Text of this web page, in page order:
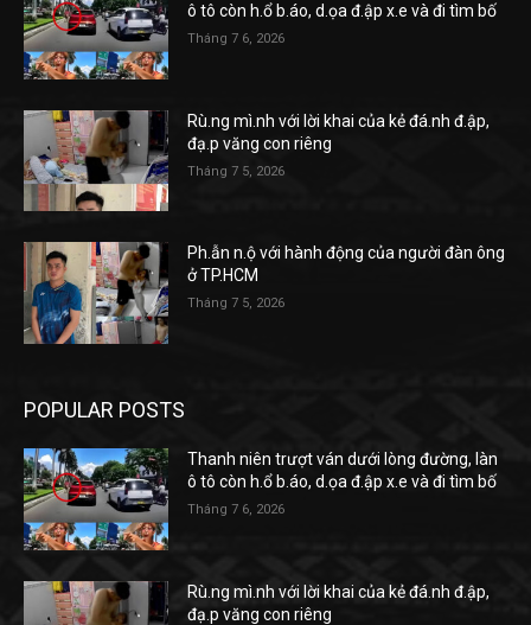
ô tô còn h.ổ b.áo, d.ọa đ.ập x.e và đi tìm bố
Tháng 7 6, 2026
Rù.ng mì.nh với lời khai của kẻ đá.nh đ.ập,
đạ.p văng con riêng
Tháng 7 5, 2026
Ph.ẫn n.ộ với hành động của người đàn ông
ở TP.HCM
Tháng 7 5, 2026
POPULAR POSTS
Thanh niên trượt ván dưới lòng đường, làn
ô tô còn h.ổ b.áo, d.ọa đ.ập x.e và đi tìm bố
Tháng 7 6, 2026
Rù.ng mì.nh với lời khai của kẻ đá.nh đ.ập,
đạ.p văng con riêng